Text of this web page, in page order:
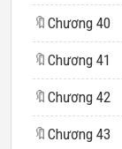
🔖 Chương 40
🔖 Chương 41
🔖 Chương 42
🔖 Chương 43